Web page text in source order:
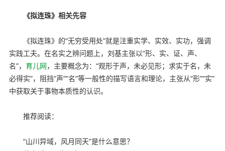
《拟连珠》相关先容
《拟连珠》的“无穷受用处”就是注重实学、实效、实功，强调
实践工夫。在名实之辨问题上，刘基主张以“形、实、证、声、
名”， 育儿网，主要概念为：“观形于声，未必见形；求实于名，未
必得实”，阻挡“声”“名”等一般性的描写语言和理论，主张从“形”“实”
中获取关于事物本质性的认识。
推荐阅读：
“山川异域，风月同天”是什么意思？